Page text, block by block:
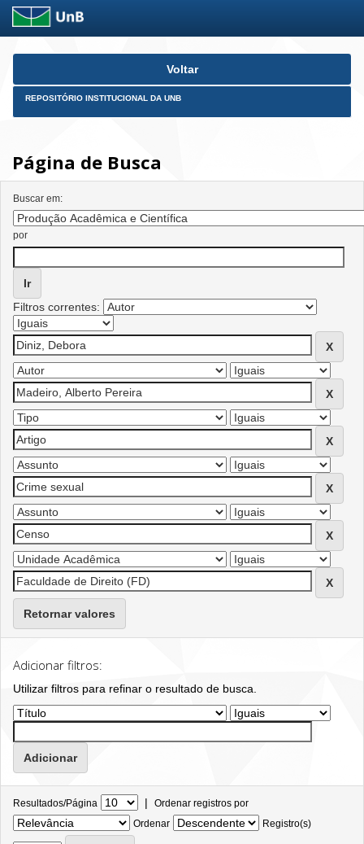
Skip
Voltar
REPOSITÓRIO INSTITUCIONAL DA UNB
Página de Busca
Buscar em:
por
Filtros correntes:
Retornar valores
Adicionar filtros:
Utilizar filtros para refinar o resultado de busca.
Resultados/Página | Ordenar registros por
Ordenar
Registro(s)